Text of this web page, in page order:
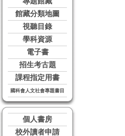
館藏分類地圖
視聽目錄
學科資源
電子書
招生考古題
課程指定用書
國科會人文社會專題書目
個人書房
校外讀者申請